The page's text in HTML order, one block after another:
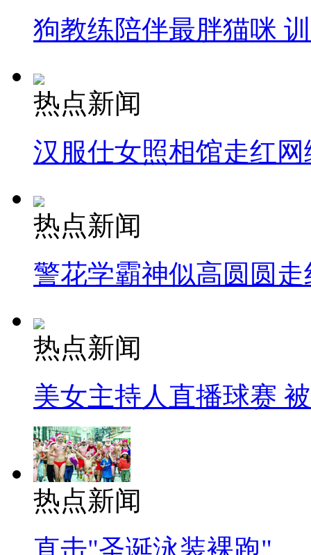
狗教练陪伴最胖猫咪
热点新闻
汉服仕女照相馆走红网
热点新闻
警花学霸神似高圆圆走
热点新闻
美女主持人直播球赛
热点新闻
直击"圣诞泳装裸跑"